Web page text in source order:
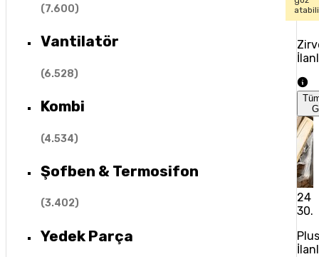
(7.600)
Vantilatör
(6.528)
Kombi
(4.534)
Şofben & Termosifon
(3.402)
Yedek Parça
24